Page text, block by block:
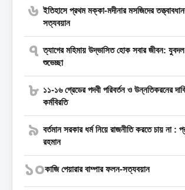
৬ ইতিহাসে প্রথম মক্কা-মদীনার মসজিদের
সত্যবয়ান
৭ ‎ত্যাগের মহিমায় উদ্ভাসিত হোক সবার জীবন:
শুভেচ্ছা
৮ ১১-১৬ গ্রেডের পদবী পরিবর্তন ও উন্নতিকরনের
কর্মবিরতি
৯ বর্তমান সরকার ধর্ম নিয়ে রাজনীতি করতে চায় না :
রহমান
১০কাজি পেয়ারার বাম্পার ফলন-সত্যবয়ান